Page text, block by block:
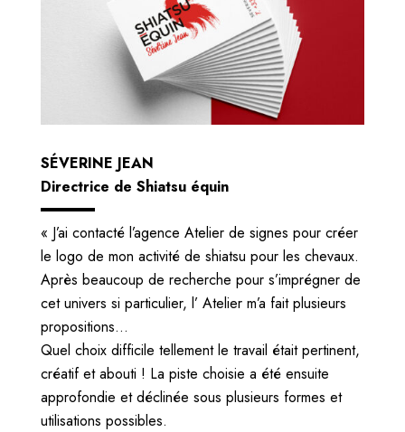
SÉVERINE JEAN
Directrice de Shiatsu équin
« J’ai contacté l’agence Atelier de signes pour créer
le logo de mon activité de shiatsu pour les chevaux.
Après beaucoup de recherche pour s’imprégner de
cet univers si particulier, l’ Atelier m’a fait plusieurs
propositions…
Quel choix difficile tellement le travail était pertinent,
créatif et abouti ! La piste choisie a été ensuite
approfondie et déclinée sous plusieurs formes et
utilisations possibles.